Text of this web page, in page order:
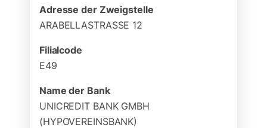
Adresse der Zweigstelle
ARABELLASTRASSE 12
Filialcode
E49
Name der Bank
UNICREDIT BANK GMBH
(HYPOVEREINSBANK)